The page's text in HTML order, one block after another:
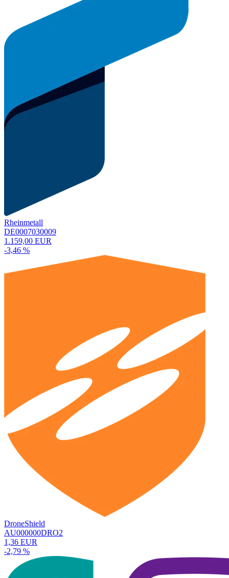
Rheinmetall
DE0007030009
1.159,00 EUR
-3,46 %
DroneShield
AU000000DRO2
1,36 EUR
-2,79 %